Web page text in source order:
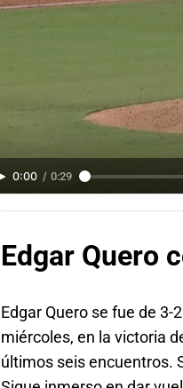
0:00 / 0:29
Edgar Quero
Edgar Quero se fue de
miércoles, en la victoria
últimos seis encuentros.